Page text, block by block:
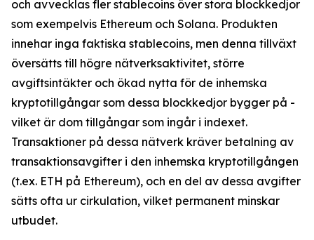
och avvecklas fler stablecoins över stora blockkedjor
som exempelvis Ethereum och Solana. Produkten
innehar inga faktiska stablecoins, men denna tillväxt
översätts till högre nätverksaktivitet, större
avgiftsintäkter och ökad nytta för de inhemska
kryptotillgångar som dessa blockkedjor bygger på -
vilket är dom tillgångar som ingår i indexet.
Transaktioner på dessa nätverk kräver betalning av
transaktionsavgifter i den inhemska kryptotillgången
(t.ex. ETH på Ethereum), och en del av dessa avgifter
sätts ofta ur cirkulation, vilket permanent minskar
utbudet.